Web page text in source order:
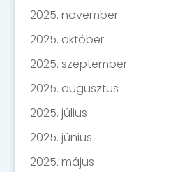
2025. november
2025. október
2025. szeptember
2025. augusztus
2025. július
2025. június
2025. május